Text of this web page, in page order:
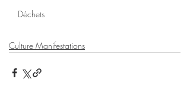
Déchets
Culture Manifestations